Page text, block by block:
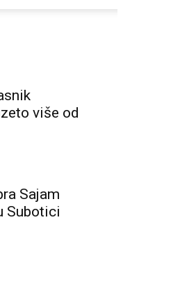
više od
Sajam
Subotici